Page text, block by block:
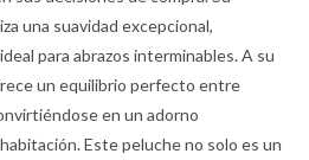
una suavidad excepcional,
para abrazos interminables. A su
un equilibrio perfecto entre
en un adorno
Este peluche no solo es un